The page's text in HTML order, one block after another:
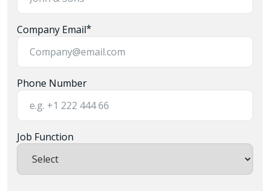
Company Email*
Phone Number
Job Function